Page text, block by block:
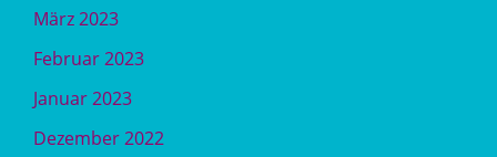
März 2023
Februar 2023
Januar 2023
Dezember 2022